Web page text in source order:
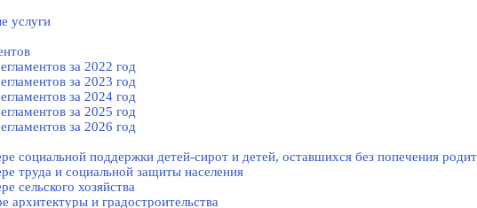
услуги
за 2022 год
за 2023 год
за 2024 год
за 2025 год
за 2026 год
социальной поддержки детей-сирот и детей, оставшихся без попечения
труда и социальной защиты населения
сельского хозяйства
архитектуры и градостроительства